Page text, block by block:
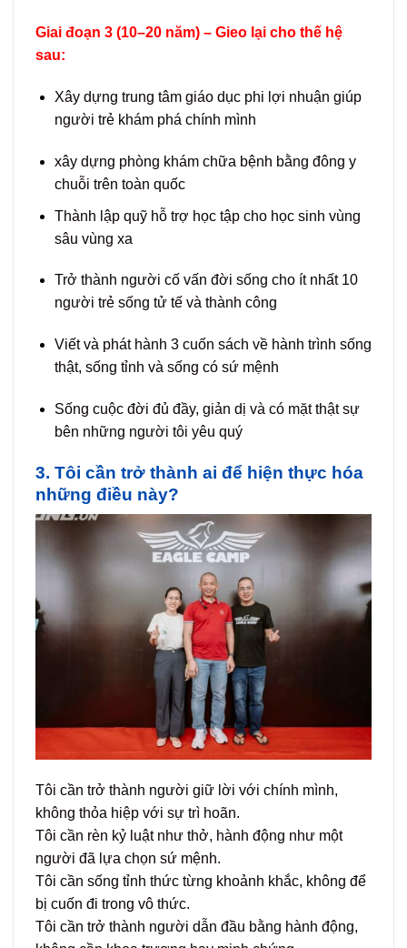
Giai đoạn 3 (10–20 năm) – Gieo lại cho thế hệ
sau:
Xây dựng trung tâm giáo dục phi lợi nhuận giúp
người trẻ khám phá chính mình
xây dựng phòng khám chữa bệnh bằng đông y
chuỗi trên toàn quốc
Thành lập quỹ hỗ trợ học tập cho học sinh vùng
sâu vùng xa
Trở thành người cố vấn đời sống cho ít nhất 10
người trẻ sống tử tế và thành công
Viết và phát hành 3 cuốn sách về hành trình sống
thật, sống tỉnh và sống có sứ mệnh
Sống cuộc đời đủ đầy, giản dị và có mặt thật sự
bên những người tôi yêu quý
3. Tôi cần trở thành ai để hiện thực hóa
những điều này?
Tôi cần trở thành người giữ lời với chính mình,
không thỏa hiệp với sự trì hoãn.
Tôi cần rèn kỷ luật như thở, hành động như một
người đã lựa chọn sứ mệnh.
Tôi cần sống tỉnh thức từng khoảnh khắc, không để
bị cuốn đi trong vô thức.
Tôi cần trở thành người dẫn đầu bằng hành động,